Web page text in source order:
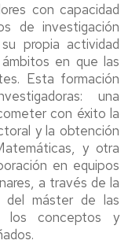
con capacidad
de investigación
propia actividad
en que las
Esta formación
una
con éxito la
y la obtención
y otra
en equipos
a través de la
del máster de las
los conceptos y